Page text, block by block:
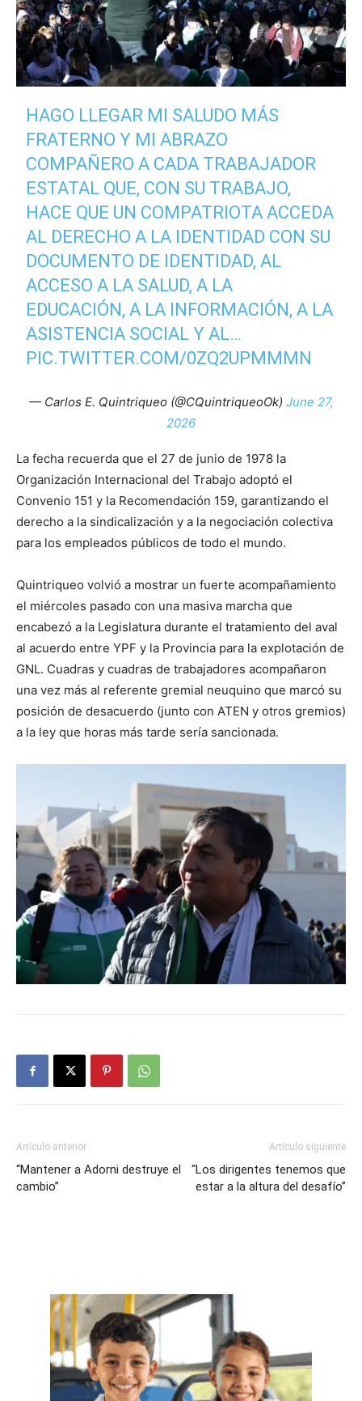
HAGO LLEGAR MI SALUDO MÁS
FRATERNO Y MI ABRAZO
COMPAÑERO A CADA TRABAJADOR
ESTATAL QUE, CON SU TRABAJO,
HACE QUE UN COMPATRIOTA ACCEDA
AL DERECHO A LA IDENTIDAD CON SU
DOCUMENTO DE IDENTIDAD, AL
ACCESO A LA SALUD, A LA
EDUCACIÓN, A LA INFORMACIÓN, A LA
ASISTENCIA SOCIAL Y AL…
PIC.TWITTER.COM/0ZQ2UPMMMN
— Carlos E. Quintriqueo (@CQuintriqueoOk) June 27,
2026
La fecha recuerda que el 27 de junio de 1978 la
Organización Internacional del Trabajo adoptó el
Convenio 151 y la Recomendación 159, garantizando el
derecho a la sindicalización y a la negociación colectiva
para los empleados públicos de todo el mundo.
Quintriqueo volvió a mostrar un fuerte acompañamiento
el miércoles pasado con una masiva marcha que
encabezó a la Legislatura durante el tratamiento del aval
al acuerdo entre YPF y la Provincia para la explotación de
GNL. Cuadras y cuadras de trabajadores acompañaron
una vez más al referente gremial neuquino que marcó su
posición de desacuerdo (junto con ATEN y otros gremios)
a la ley que horas más tarde sería sancionada.
Artículo anterior
“Mantener a Adorni destruye el
cambio”
Artículo siguiente
“Los dirigentes tenemos que
estar a la altura del desafío”